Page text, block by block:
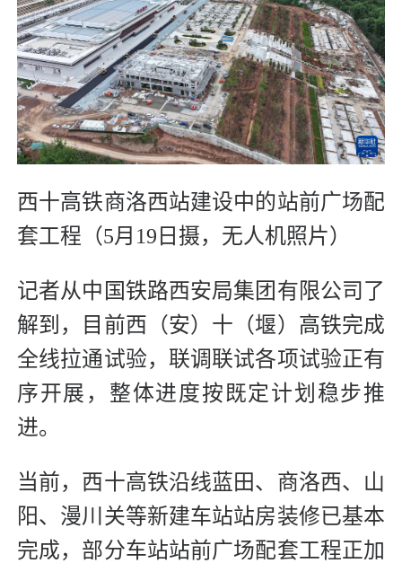
西十高铁商洛西站建设中的站前广场配
套工程（5月19日摄，无人机照片）
记者从中国铁路西安局集团有限公司了
解到，目前西（安）十（堰）高铁完成
全线拉通试验，联调联试各项试验正有
序开展，整体进度按既定计划稳步推
进。
当前，西十高铁沿线蓝田、商洛西、山
阳、漫川关等新建车站站房装修已基本
完成，部分车站站前广场配套工程正加